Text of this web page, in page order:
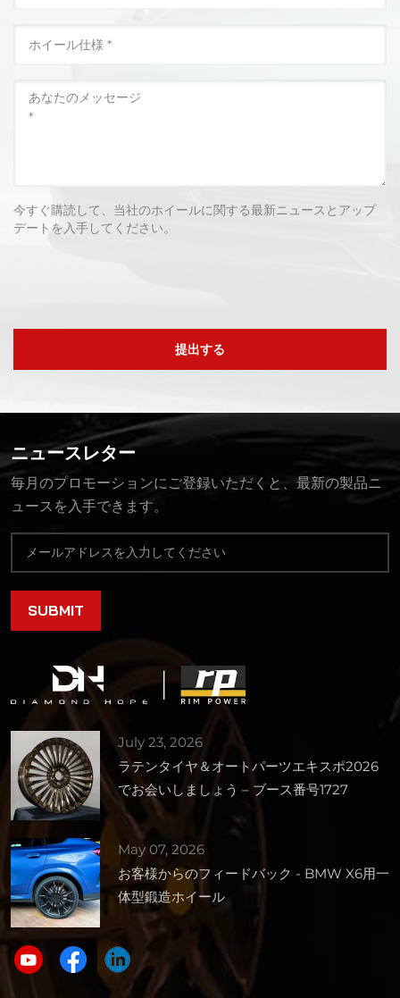
今すぐ購読して、当社のホイールに関する最新ニュースとアップ
デートを入手してください。
提出する
ニュースレター
毎月のプロモーションにご登録いただくと、最新の製品ニ
ュースを入手できます。
July 23, 2026
ラテンタイヤ＆オートパーツエキスポ2026
でお会いしましょう – ブース番号1727
May 07, 2026
お客様からのフィードバック - BMW X6用一
体型鍛造ホイール